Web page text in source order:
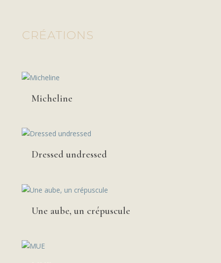
CRÉATIONS
Micheline
Dressed undressed
Une aube, un crépuscule